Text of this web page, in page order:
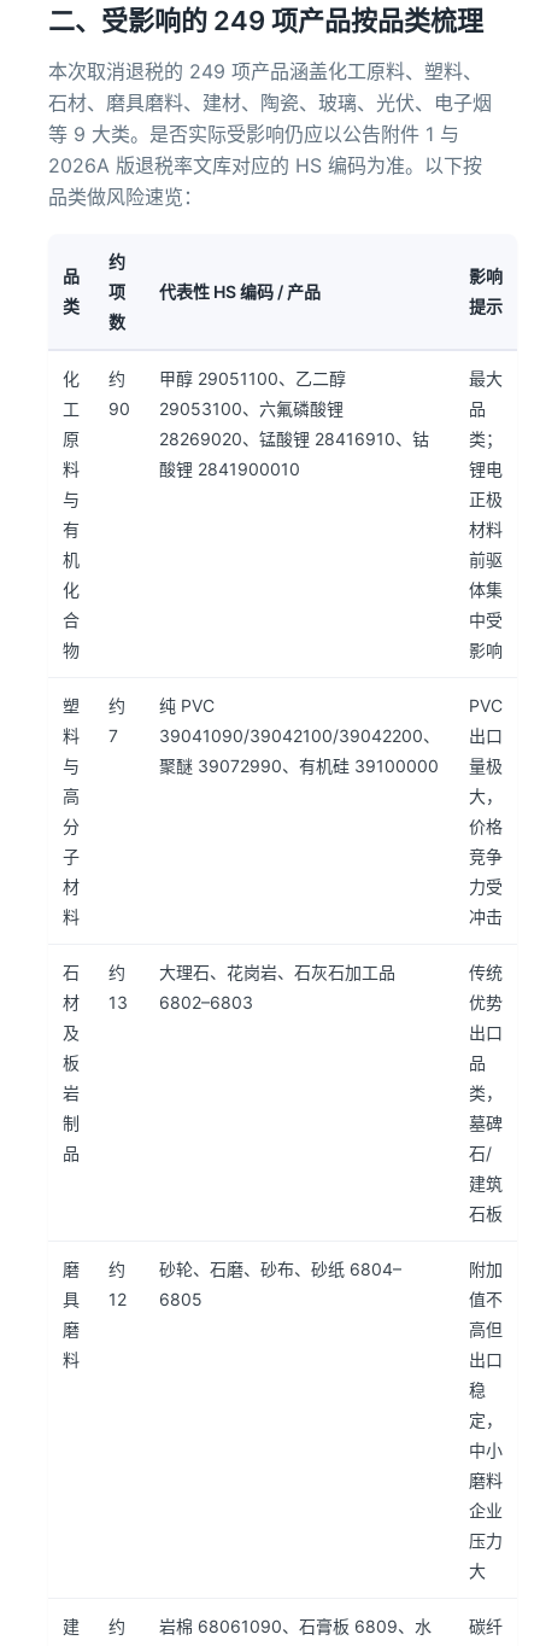
二、受影响的 249 项产品按品类梳理
本次取消退税的 249 项产品涵盖化工原料、塑料、
石材、磨具磨料、建材、陶瓷、玻璃、光伏、电子烟
等 9 大类。是否实际受影响仍应以公告附件 1 与
2026A 版退税率文库对应的 HS 编码为准。以下按
品类做风险速览：
品
类
约
项
数
代表性 HS 编码 / 产品
影响
提示
化
工
原
料
与
有
机
化
合
物
约
90
甲醇 29051100、乙二醇
29053100、六氟磷酸锂
28269020、锰酸锂 28416910、钴
酸锂 2841900010
最大
品
类；
锂电
正极
材料
前驱
体集
中受
影响
塑
料
与
高
分
子
材
料
约
7
纯 PVC
39041090/39042100/39042200、
聚醚 39072990、有机硅 39100000
PVC
出口
量极
大，
价格
竞争
力受
冲击
石
材
及
板
岩
制
品
约
13
大理石、花岗岩、石灰石加工品
6802–6803
传统
优势
出口
品
类，
墓碑
石/
建筑
石板
磨
具
磨
料
约
12
砂轮、石磨、砂布、砂纸 6804–
6805
附加
值不
高但
出口
稳
定，
中小
磨料
企业
压力
大
建 约 岩棉 68061090、石膏板 6809、水 碳纤